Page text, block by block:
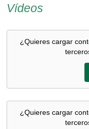
Vídeos
¿Quieres cargar
¿Quieres cargar